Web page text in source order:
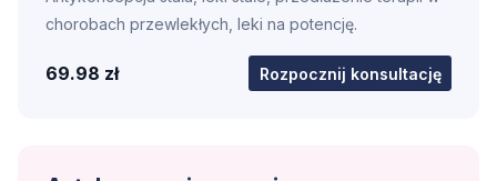
chorobach przewlekłych, leki na potencję.
69.98 zł Rozpocznij konsultację